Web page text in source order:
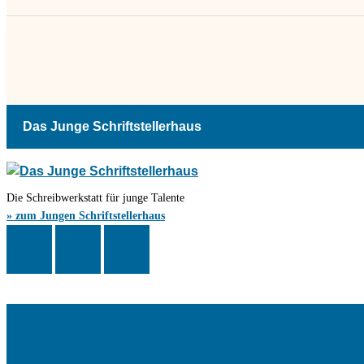
Das Junge Schriftstellerhaus
Die Schreibwerkstatt für junge Talente
» zum Jungen Schriftstellerhaus